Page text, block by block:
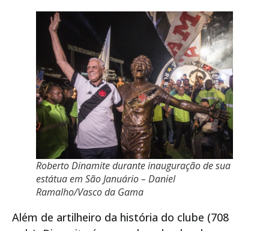
Roberto Dinamite durante inauguração de sua
estátua em São Januário – Daniel
Ramalho/Vasco da Gama
Além de artilheiro da história do clube (708